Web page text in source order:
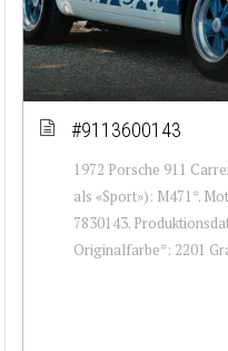
#9113600143
1972 Porsche 911
als «Sport»): M471*.
7830143.
Originalfarbe*: 2201